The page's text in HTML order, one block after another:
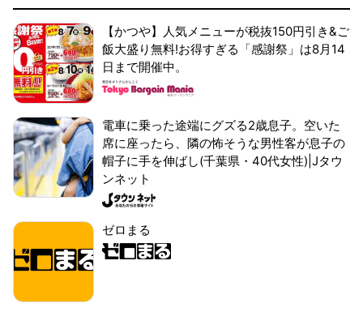
【かつや】人気メニューが税抜150円引き&ご
飯大盛り無料!お得すぎる「感謝祭」は8月14
日まで開催中。
電車に乗った途端にグズる2歳息子。空いた
席に座ったら、隣の怖そうな男性客が息子の
帽子に手を伸ばし(千葉県・40代女性)|Jタウ
ンネット
ゼロまる